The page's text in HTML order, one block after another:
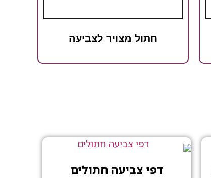
חתול מצויר לצביעה
דפי צביעה חתולים